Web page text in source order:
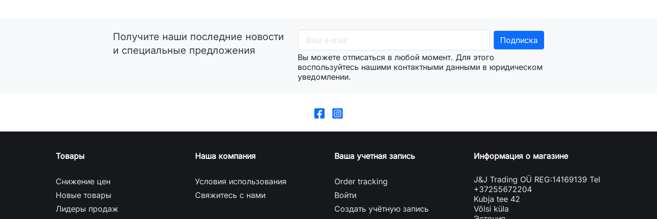
Получите наши последние новости
и специальные предложения
Вы можете отписаться в любой момент. Для этого
воспользуйтесь нашими контактными данными в юридическом
уведомлении.
Товары
Снижение цен
Новые товары
Лидеры продаж
Наша компания
Условия использования
Свяжитесь с нами
Ваша учетная запись
Order tracking
Войти
Создать учётную запись
Информация о магазине
J&J Trading OÜ REG:14169139 Tel
+37255672204
Kubja tee 42
Võlsi küla